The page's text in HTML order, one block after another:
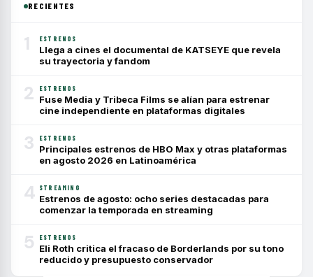
RECIENTES
1 ESTRENOS
Llega a cines el documental de KATSEYE que revela
su trayectoria y fandom
2 ESTRENOS
Fuse Media y Tribeca Films se alían para estrenar
cine independiente en plataformas digitales
3 ESTRENOS
Principales estrenos de HBO Max y otras plataformas
en agosto 2026 en Latinoamérica
4 STREAMING
Estrenos de agosto: ocho series destacadas para
comenzar la temporada en streaming
5 ESTRENOS
Eli Roth critica el fracaso de Borderlands por su tono
reducido y presupuesto conservador